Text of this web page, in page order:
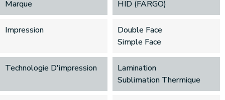
Marque HID (FARGO)
Impression
Double Face
Simple Face
Technologie D'impression
Lamination
Sublimation Thermique